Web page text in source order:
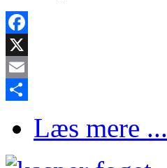
Facebook
X
Email
Læs mere ...